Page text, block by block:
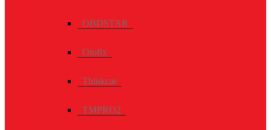
OBDSTAR
Otofix
Thinkcar
TMPRO2